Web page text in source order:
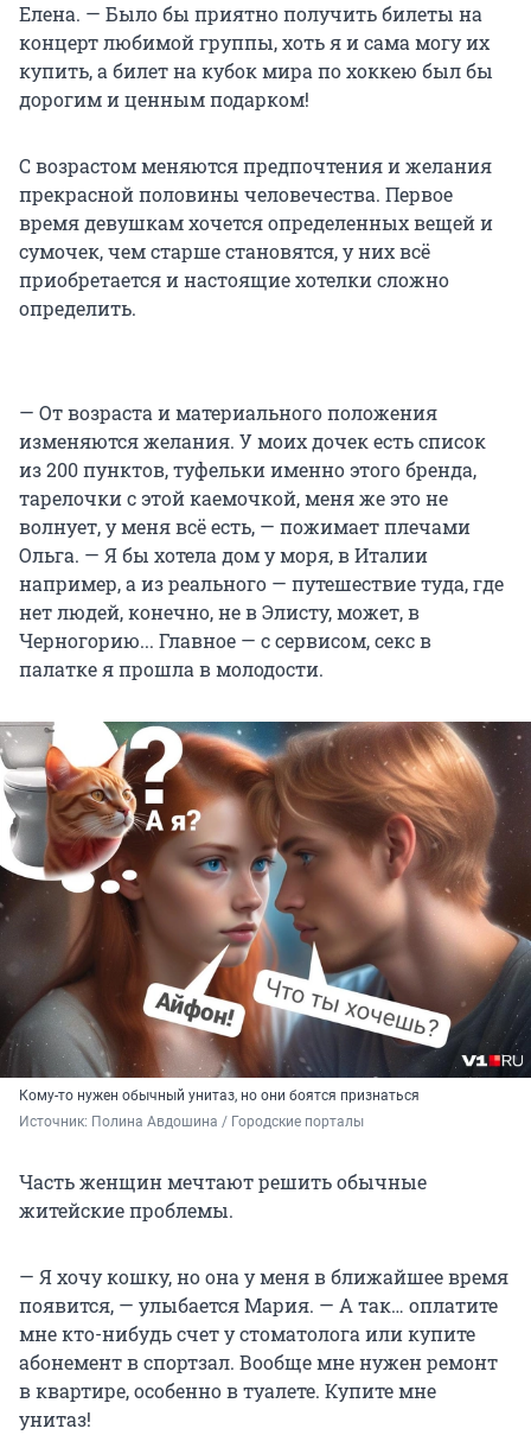
Елена. — Было бы приятно получить билеты на
концерт любимой группы, хоть я и сама могу их
купить, а билет на кубок мира по хоккею был бы
дорогим и ценным подарком!
С возрастом меняются предпочтения и желания
прекрасной половины человечества. Первое
время девушкам хочется определенных вещей и
сумочек, чем старше становятся, у них всё
приобретается и настоящие хотелки сложно
определить.
— От возраста и материального положения
изменяются желания. У моих дочек есть список
из 200 пунктов, туфельки именно этого бренда,
тарелочки с этой каемочкой, меня же это не
волнует, у меня всё есть, — пожимает плечами
Ольга. — Я бы хотела дом у моря, в Италии
например, а из реального — путешествие туда, где
нет людей, конечно, не в Элисту, может, в
Черногорию... Главное — с сервисом, секс в
палатке я прошла в молодости.
Кому-то нужен обычный унитаз, но они боятся признаться
Источник: Полина Авдошина / Городские порталы
Часть женщин мечтают решить обычные
житейские проблемы.
— Я хочу кошку, но она у меня в ближайшее время
появится, — улыбается Мария. — А так… оплатите
мне кто-нибудь счет у стоматолога или купите
абонемент в спортзал. Вообще мне нужен ремонт
в квартире, особенно в туалете. Купите мне
унитаз!